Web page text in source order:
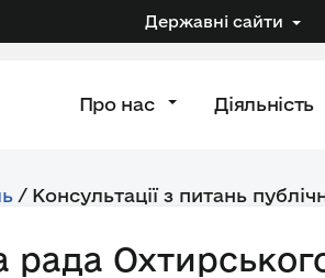
Державні сайти
Про нас Діяльність
/ Консультації з питань
рада